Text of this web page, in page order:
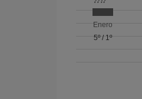
Enero
5º/ 1º